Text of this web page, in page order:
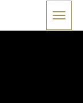
Menü